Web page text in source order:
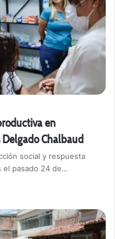
en
Chalbaud
social y respuesta
el pasado 24 de…